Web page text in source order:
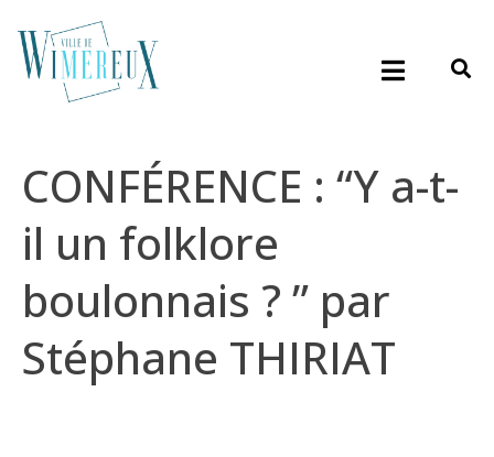
CONFÉRENCE : “Y a-t-
il un folklore
boulonnais ? ” par
Stéphane THIRIAT